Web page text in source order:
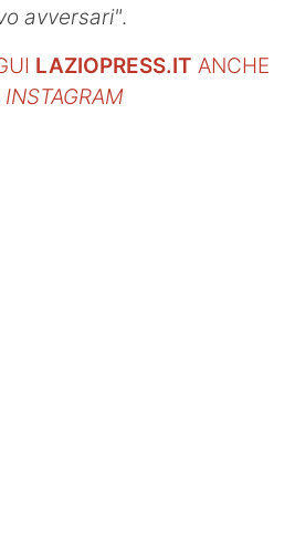
avversari".
LAZIOPRESS.IT ANCHE
INSTAGRAM